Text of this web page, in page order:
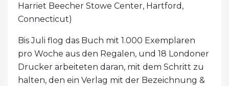
Harriet Beecher Stowe Center, Hartford,
Connecticut)
Bis Juli flog das Buch mit 1.000 Exemplaren
pro Woche aus den Regalen, und 18 Londoner
Drucker arbeiteten daran, mit dem Schritt zu
halten, den ein Verlag mit der Bezeichnung &